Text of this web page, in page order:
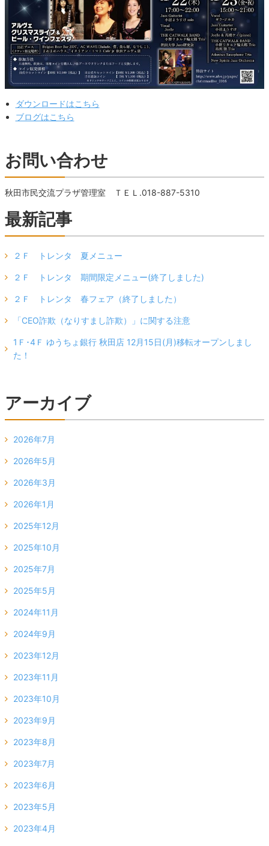
ダウンロードはこちら
ブログはこちら
お問い合わせ
秋田市民交流プラザ管理室 ＴＥＬ.018-887-5310
最新記事
２Ｆ トレンタ 夏メニュー
２Ｆ トレンタ 期間限定メニュー(終了しました)
２Ｆ トレンタ 春フェア（終了しました）
「CEO詐欺（なりすまし詐欺）」に関する注意
1Ｆ･4Ｆ ゆうちょ銀行 秋田店 12月15日(月)移転オープンしまし
た！
アーカイブ
2026年7月
2026年5月
2026年3月
2026年1月
2025年12月
2025年10月
2025年7月
2025年5月
2024年11月
2024年9月
2023年12月
2023年11月
2023年10月
2023年9月
2023年8月
2023年7月
2023年6月
2023年5月
2023年4月